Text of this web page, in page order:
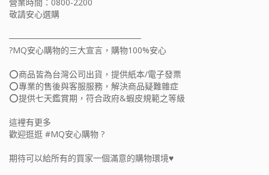
敬請安心選購
──────────────────────
?MQ安心購物的三大宣言，購物100%安心
⭕️商品皆為台灣公司出貨，提供紙本/電子發票
⭕️專業的售後與客服服務，解決商品疑難雜症
⭕️提供七天鑑賞期，符合政府&蝦皮規範之等級
這裡有更多
歡迎逛逛 #MQ安心購物 ?
期待可以給所有的買家一個滿意的購物環境♥